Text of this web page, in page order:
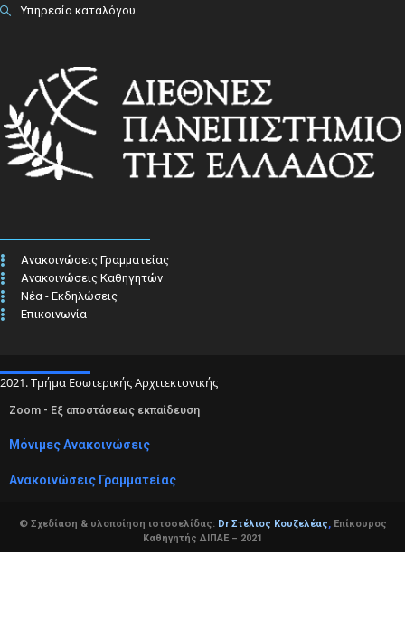
Υπηρεσία καταλόγου
Ανακοινώσεις Γραμματείας
Ανακοινώσεις Καθηγητών
Νέα - Εκδηλώσεις
Επικοινωνία
2021. Τμήμα Εσωτερικής Αρχιτεκτονικής
Zoom - Εξ αποστάσεως εκπαίδευση
Μόνιμες Ανακοινώσεις
Ανακοινώσεις Γραμματείας
© Σχεδίαση & υλοποίηση ιστοσελίδας: Dr Στέλιος Κουζελέας,Επίκουρος
Καθηγητής ΔΙΠΑΕ – 2021